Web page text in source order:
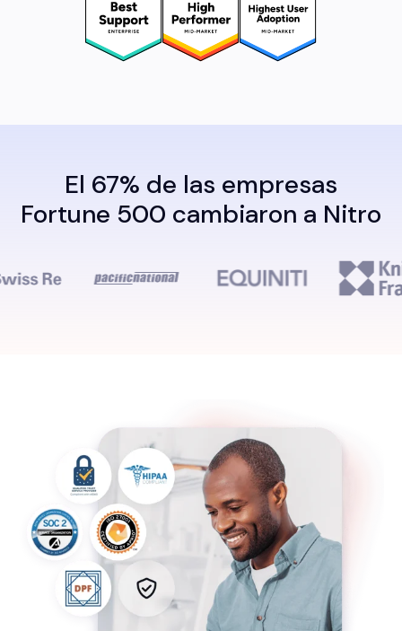
El 67% de las empresas
Fortune 500 cambiaron a Nitro